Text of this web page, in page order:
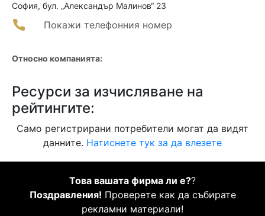
София, бул. „Александър Малинов“ 23
Покажи телефонния номер
Относно компанията:
Ресурси за изчисляване на
рейтингите:
Само регистрирани потребители могат да видят
данните. Натиснете тук за да влезете
Това вашата фирма ли е??
Поздравления! Проверете как да събирате
рекламни материали!